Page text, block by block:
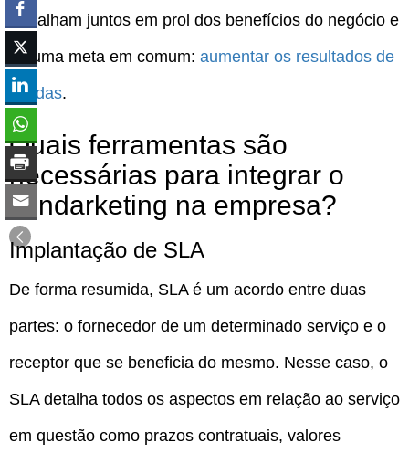
trabalham juntos em prol dos benefícios do negócio e
de uma meta em comum: aumentar os resultados de
vendas.
Quais ferramentas são
necessárias para integrar o
vendarketing na empresa?
Implantação de SLA
De forma resumida, SLA é um acordo entre duas
partes: o fornecedor de um determinado serviço e o
receptor que se beneficia do mesmo. Nesse caso, o
SLA detalha todos os aspectos em relação ao serviço
em questão como prazos contratuais, valores